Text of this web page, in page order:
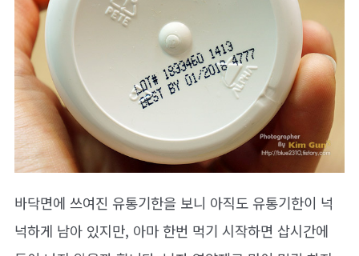
바닥면에 쓰여진 유통기한을 보니 아직도 유통기한이 넉
넉하게 남아 있지만, 아마 한번 먹기 시작하면 삽시간에